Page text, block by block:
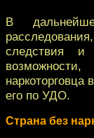
В
следствия и
его по УДО.
Страна без